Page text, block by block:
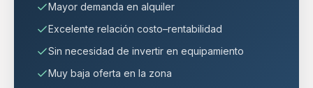
Mayor demanda en alquiler
Excelente relación costo–rentabilidad
Sin necesidad de invertir en equipamiento
Muy baja oferta en la zona